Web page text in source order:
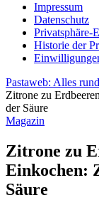
Impressum
Datenschutz
Privatsphäre-
Historie der
Pastaweb: Alles
Zitrone zu
der Säure
Magazin
Zitrone zu
Einkochen:
Säure